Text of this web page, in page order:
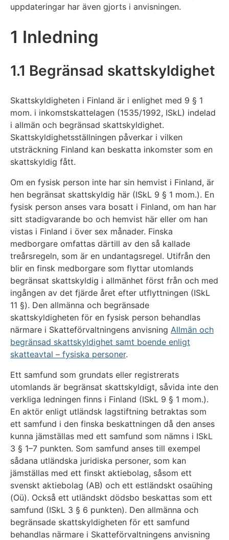
uppdateringar har även gjorts i anvisningen.
1 Inledning
1.1 Begränsad skattskyldighet
Skattskyldigheten i Finland är i enlighet med 9 § 1
mom. i inkomstskattelagen (1535/1992, ISkL) indelad
i allmän och begränsad skattskyldighet.
Skattskyldighetsställningen påverkar i vilken
utsträckning Finland kan beskatta inkomster som en
skattskyldig fått.
Om en fysisk person inte har sin hemvist i Finland, är
hen begränsat skattskyldig här (ISkL 9 § 1 mom.). En
fysisk person anses vara bosatt i Finland, om han har
sitt stadigvarande bo och hemvist här eller om han
vistas i Finland i över sex månader. Finska
medborgare omfattas därtill av den så kallade
treårsregeln, som är en undantagsregel. Utifrån den
blir en finsk medborgare som flyttar utomlands
begränsat skattskyldig i allmänhet först från och med
ingången av det fjärde året efter utflyttningen (ISkL
11 §). Den allmänna och begränsade
skattskyldigheten för en fysisk person behandlas
närmare i Skatteförvaltningens anvisning Allmän och
begränsad skattskyldighet samt boende enligt
skatteavtal – fysiska personer.
Ett samfund som grundats eller registrerats
utomlands är begränsat skattskyldigt, såvida inte den
verkliga ledningen finns i Finland (ISkL 9 § 1 mom.).
En aktör enligt utländsk lagstiftning betraktas som
ett samfund i den finska beskattningen då den anses
kunna jämställas med ett samfund som nämns i ISkL
3 § 1–7 punkten. Som samfund anses till exempel
sådana utländska juridiska personer, som kan
jämställas med ett finskt aktiebolag, såsom ett
svenskt aktiebolag (AB) och ett estländskt osaühing
(Oü). Också ett utländskt dödsbo beskattas som ett
samfund (ISkL 3 § 6 punkten). Den allmänna och
begränsade skattskyldigheten för ett samfund
behandlas närmare i Skatteförvaltningens anvisning